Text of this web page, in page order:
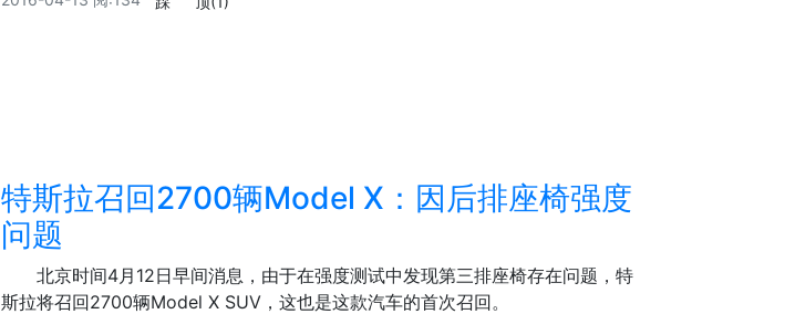
特斯拉召回2700辆Model X：因后排座椅强度
问题
北京时间4月12日早间消息，由于在强度测试中发现第三排座椅存在问题，特
斯拉将召回2700辆Model X SUV，这也是这款汽车的首次召回。